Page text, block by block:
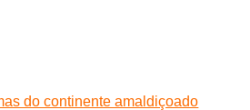
do continente amaldiçoado